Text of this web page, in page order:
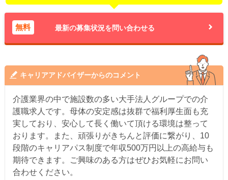
無料 最新の募集状況を問い合わせる
キャリアアドバイザーからのコメント
介護業界の中で施設数の多い大手法人グループでの介
護職求人です。母体の安定感は抜群で福利厚生面も充
実しており、安心して長く働いて頂ける環境は整って
おります。また、頑張りがきちんと評価に繋がり、10
段階のキャリアパス制度で年収500万円以上の高給与も
期待できます。ご興味のある方はぜひお気軽にお問い
合わせください。